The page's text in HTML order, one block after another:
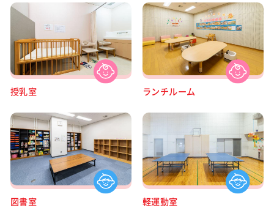
授乳室 ランチルーム
図書室 軽運動室